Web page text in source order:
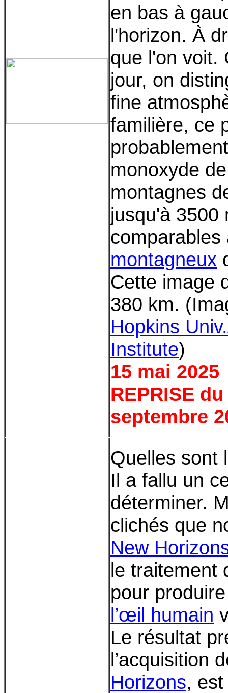
en bas à
l'horizon. À
que l'on voit.
jour, on
fine
familière, ce
monoxyde
montagnes
jusqu'à 3500
montagneux
Cette image
380 km.
Hopkins
Institute)
15 mai 2025
REPRISE
septembre
Quelles sont
Il a fallu un
déterminer.
clichés que
New
le traitement
pour
l’œil humain
Le résultat
l’acquisition
Horizons,